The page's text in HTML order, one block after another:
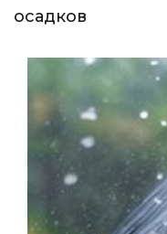
осадков